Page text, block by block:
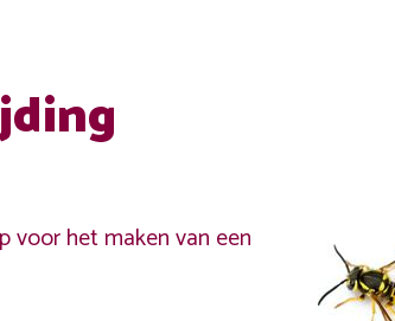
voor het maken van een